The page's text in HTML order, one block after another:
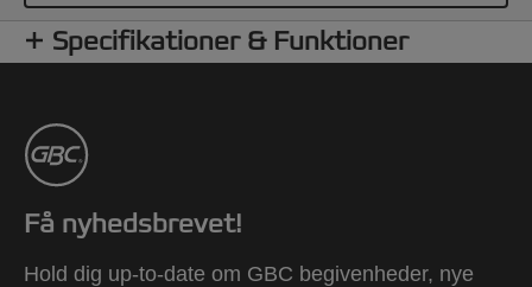
Specifikationer & Funktioner
Få nyhedsbrevet!
Hold dig up-to-date om GBC begivenheder, nye